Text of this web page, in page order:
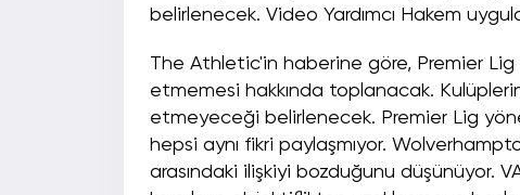
belirlenecek. Video Yardımcı Hakem
The Athletic'in haberine göre, Premier Lig
etmemesi hakkında toplanacak.
etmeyeceği belirlenecek. Premier Lig
hepsi aynı fikri paylaşmıyor.
arasındaki ilişkiyi bozduğunu düşünüyor.